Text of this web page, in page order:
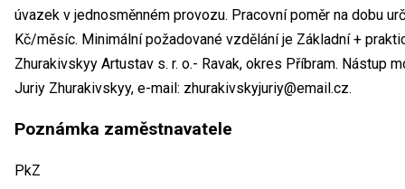
úvazek v jednosměnném provozu. Pracovní poměr na dobu
Kč/měsíc. Minimální požadované vzdělání je Základní +
Zhurakivskyy Artustav s. r. o.- Ravak, okres Příbram. Nástup
Juriy Zhurakivskyy, e-mail: zhurakivskyjuriy@email.cz.
Poznámka zaměstnavatele
PkZ